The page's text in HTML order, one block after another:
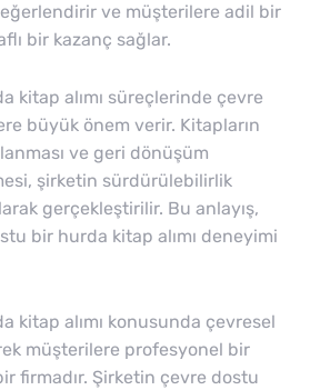
ve müşterilere adil bir
bir kazanç sağlar.
kitap alımı süreçlerinde çevre
büyük önem verir. Kitapların
ve geri dönüşüm
şirketin sürdürülebilirlik
gerçekleştirilir. Bu anlayış,
bir hurda kitap alımı deneyimi
kitap alımı konusunda çevresel
müşterilere profesyonel bir
firmadır. Şirketin çevre dostu